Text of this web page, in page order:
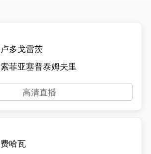
卢多戈雷茨
索菲亚塞普泰姆夫里
高清直播
费哈瓦